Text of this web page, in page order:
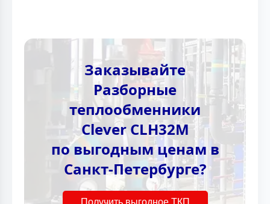
Заказывайте
Разборные
теплообменники
Clever CLH32M
по выгодным ценам в
Санкт-Петербурге?
Получить выгодное ТКП